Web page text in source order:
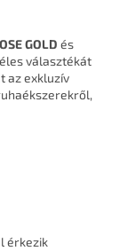
GOLD és
választékát
az exkluzív
érkezik